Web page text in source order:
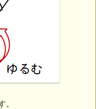
。